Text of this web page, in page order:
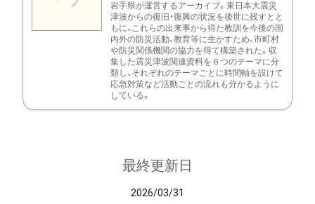
岩手県が運営するアーカイブ。東日本大震災
津波からの復旧・復興の状況を後世に残すとと
もに、これらの出来事から得た教訓を今後の国
内外の防災活動、教育等に生かすため、市町村
や防災関係機関の協力を得て構築された。収
集した震災津波関連資料を６つのテーマに分
類し、それぞれのテーマごとに時間軸を設けて
応急対策など活動ごとの流れも分かるように
している。
最終更新日
2026/03/31